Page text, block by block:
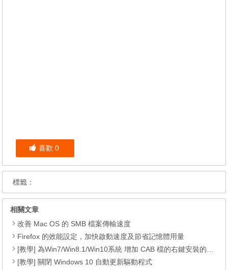
喜歡 0
標籤：
相關文章
改善 Mac OS 的 SMB 檔案傳輸速度
Firefox 的效能設定，加快啟動速度及節省記憶體用量
[教學] 為Win7/Win8.1/Win10系統 增加 CAB 檔的右鍵安裝的功能
[教學] 關閉 Windows 10 自動更新驅動程式